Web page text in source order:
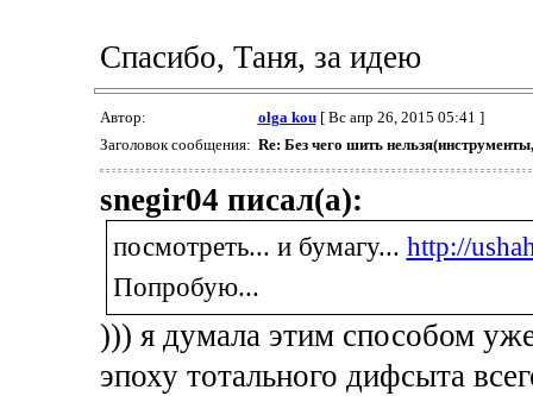
Спасибо, Таня, за идею
Автор: olga kou[ Вс апр 26, 2015 05:41 ]
Заголовок сообщения: Re: Без чего шить
snegir04 писал(а):
посмотреть... и бумагу... http://
Попробую...
))) я думала этим способом
эпоху тотального дифсыта